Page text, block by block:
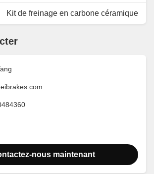
Kit de freinage en carbone céramique
nous maintenant